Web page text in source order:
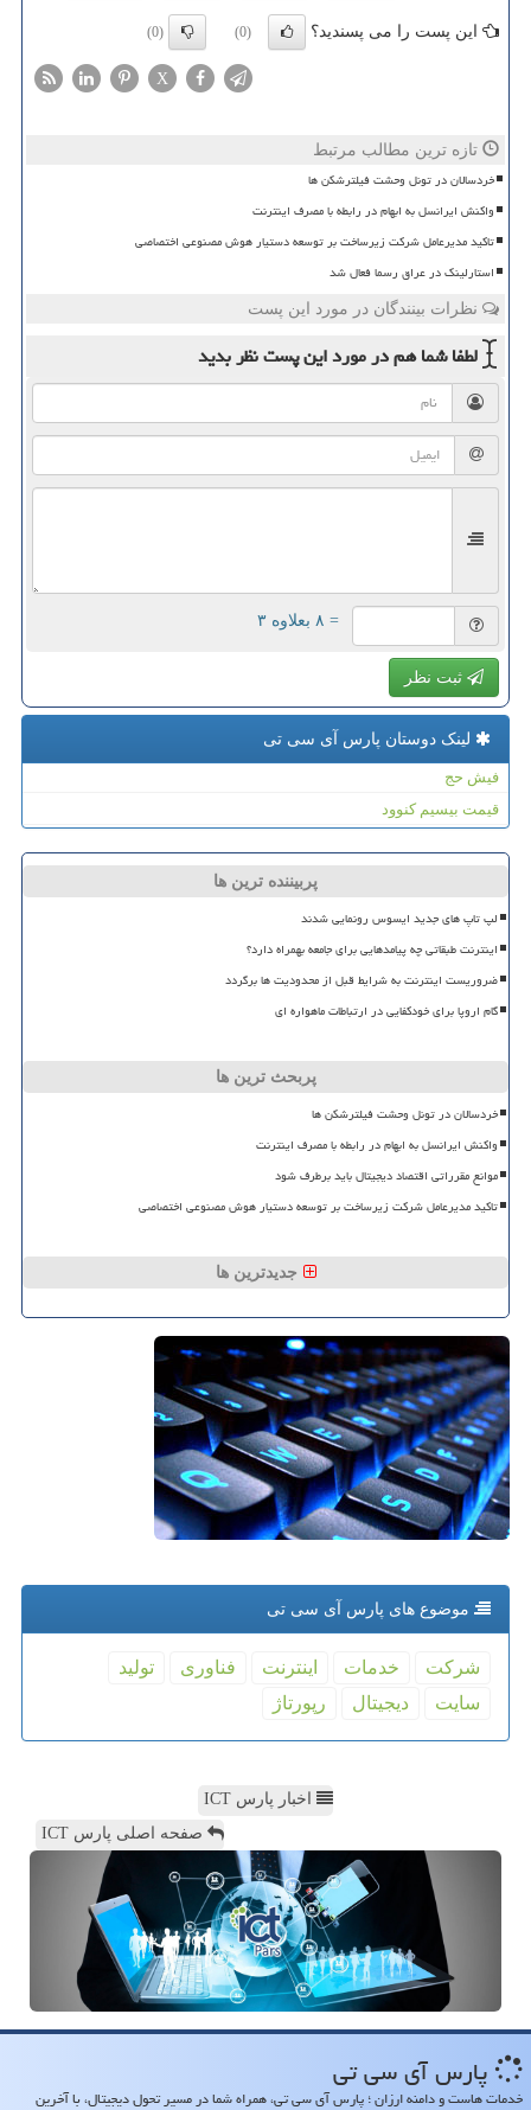
این پست را می پسندید؟ (0)
(0)
X
تازه ترین مطالب مرتبط
خردسالان در تونل وحشت فیلترشکن ها
واکنش ایرانسل به ابهام در رابطه با مصرف اینترنت
تاکید مدیرعامل شرکت زیرساخت بر توسعه دستیار هوش مصنوعی اختصاصی
استارلینک در عراق رسما فعال شد
نظرات بینندگان در مورد این پست
لطفا شما همدر مورد این پستنظر بدید
= ۸ بعلاوه ۳
ثبت نظر
لینک دوستان پارس آی سی تی
فیش حج
قیمت بیسیم کنوود
پربیننده ترین ها
لپ تاپ های جدید ایسوس رونمایی شدند
اینترنت طبقاتی چه پیامدهایی برای جامعه بهمراه دارد؟
ضروریست اینترنت به شرایط قبل از محدودیت ها برگردد
گام اروپا برای خودکفایی در ارتباطات ماهواره ای
پربحث ترین ها
خردسالان در تونل وحشت فیلترشکن ها
واکنش ایرانسل به ابهام در رابطه با مصرف اینترنت
موانع مقرراتی اقتصاد دیجیتال باید برطرف شود
تاکید مدیرعامل شرکت زیرساخت بر توسعه دستیار هوش مصنوعی اختصاصی
جدیدترین ها
موضوع های پارس آی سی تی
شركت خدمات اینترنت فناوری
تولید
سایت
دیجیتال رپورتاژ
اخبار پارس ICT
صفحه اصلی پارس ICT
پارس آی سی تی
خدمات هاست و دامنه ارزان ؛ پارس آی سی تی، همراه شما در مسیر تحول دیجیتال، با آخرین